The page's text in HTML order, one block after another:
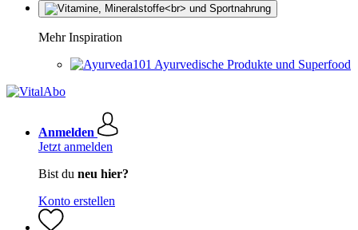
Mehr Inspiration
Ayurvedische Produkte und Superfood
Anmelden
Jetzt anmelden
Bist du neu hier?
Konto erstellen